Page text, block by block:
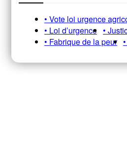
• Vote loi urgence
• Loi d’urgence •
• Fabrique de la peur